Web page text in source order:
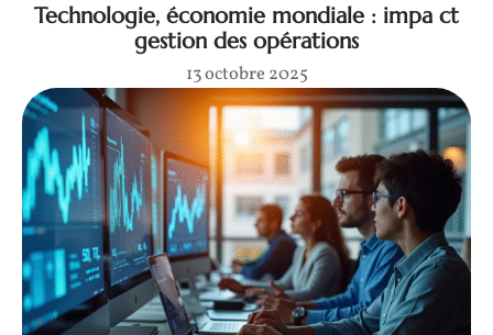
Technologie, économie mondiale : impa ct
gestion des opérations
13 octobre 2025